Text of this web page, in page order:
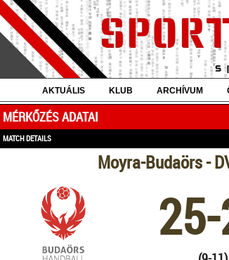
AKTUÁLIS KLUB ARCHÍVUM
MÉRKŐZÉS ADATAI
MATCH DETAILS
Moyra-Budaörs -